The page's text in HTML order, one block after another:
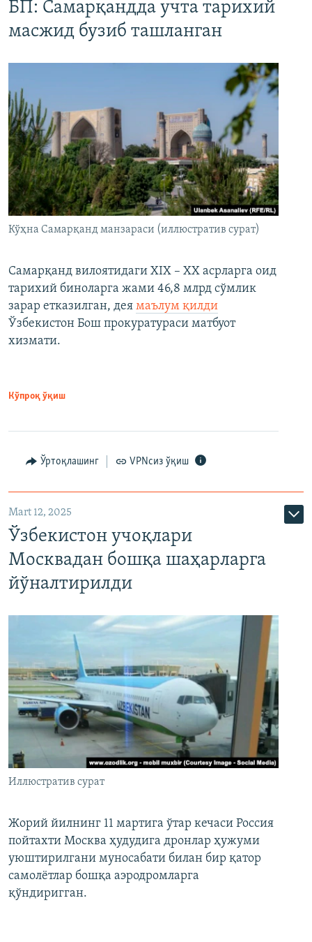
БП: Самарқандда учта тарихий
масжид бузиб ташланган
Кўҳна Самарқанд манзараси (иллюстратив сурат)
Самарқанд вилоятидаги XIX – XX асрларга оид
тарихий биноларга жами 46,8 млрд сўмлик
зарар етказилган, дея маълум қилди
Ўзбекистон Бош прокуратураси матбуот
хизмати.
Кўпроқ ўқиш
Ўртоқлашинг VPNсиз ўқиш
Mart 12, 2025
Ўзбекистон учоқлари
Москвадан бошқа шаҳарларга
йўналтирилди
Иллюстратив сурат
Жорий йилнинг 11 мартига ўтар кечаси Россия
пойтахти Москва ҳудудига дронлар ҳужуми
уюштирилгани муносабати билан бир қатор
самолётлар бошқа аэродромларга
қўндиригган.